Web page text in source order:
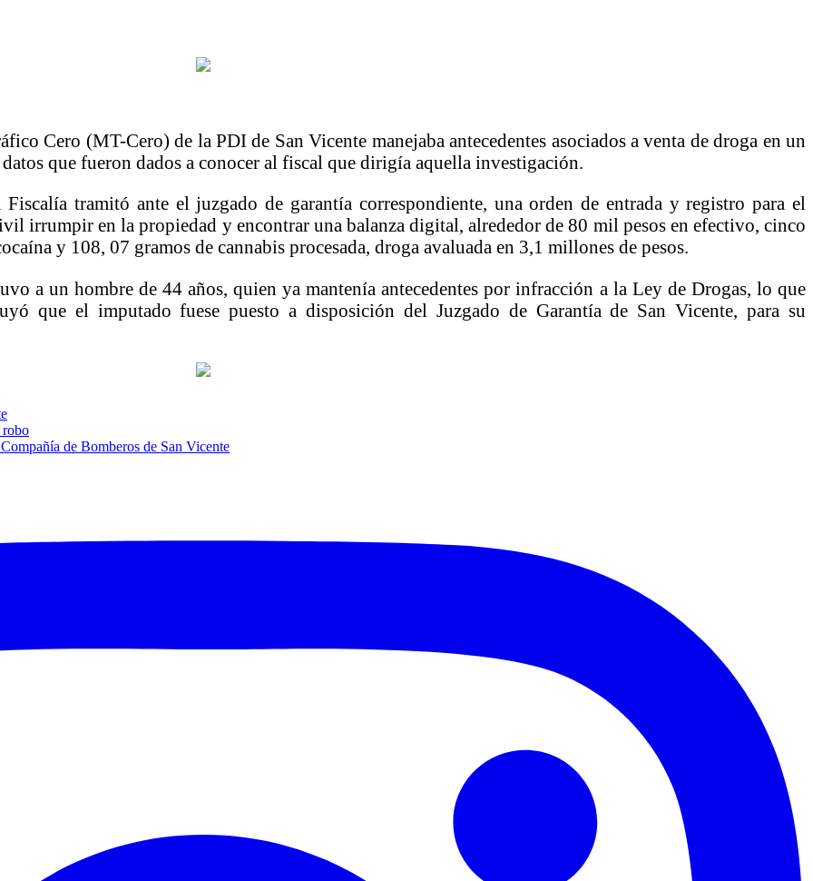
Cero (MT-Cero) de la PDI de San Vicente manejaba antecedentes asociados a venta de droga en un
que fueron dados a conocer al fiscal que dirigía aquella investigación.
tramitó ante el juzgado de garantía correspondiente, una orden de entrada y registro para el
irrumpir en la propiedad y encontrar una balanza digital, alrededor de 80 mil pesos en efectivo, cinco
y 108, 07 gramos de cannabis procesada, droga avaluada en 3,1 millones de pesos.
a un hombre de 44 años, quien ya mantenía antecedentes por infracción a la Ley de Drogas, lo que
que el imputado fuese puesto a disposición del Juzgado de Garantía de San Vicente, para su
robo
de Bomberos de San Vicente